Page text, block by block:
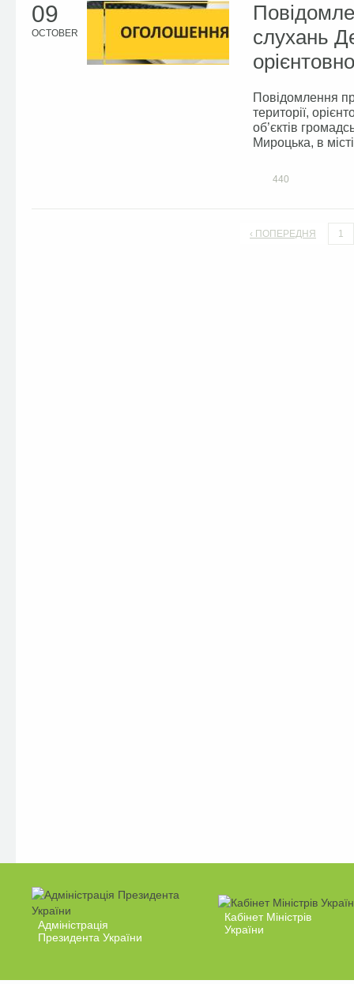
09
OCTOBER
слухань
Повідомлення
території,
об’єктів
Мироцька, в
440
‹ ПОПЕРЕДНЯ 1
Адміністрація
Президента України
Кабінет Міністрів
України